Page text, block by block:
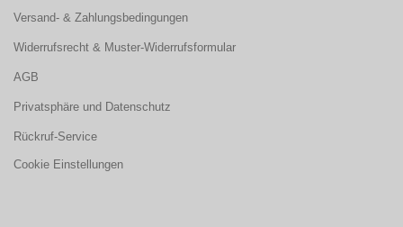
Versand- & Zahlungsbedingungen
Widerrufsrecht & Muster-Widerrufsformular
AGB
Privatsphäre und Datenschutz
Rückruf-Service
Cookie Einstellungen